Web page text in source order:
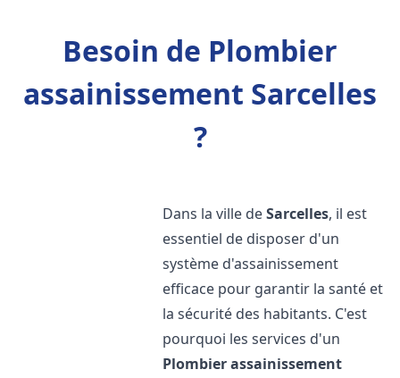
Besoin de Plombier
assainissement Sarcelles
?
Dans la ville deSarcelles, il est
essentiel de disposer d'un
système d'assainissement
efficace pour garantir la santé et
la sécurité des habitants. C'est
pourquoi les services d'un
Plombier assainissement